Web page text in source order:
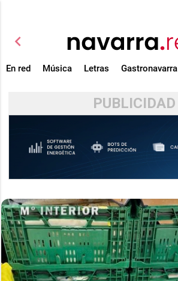
chevron_left
En red Música Letras Gastronavarra
PUBLICIDAD